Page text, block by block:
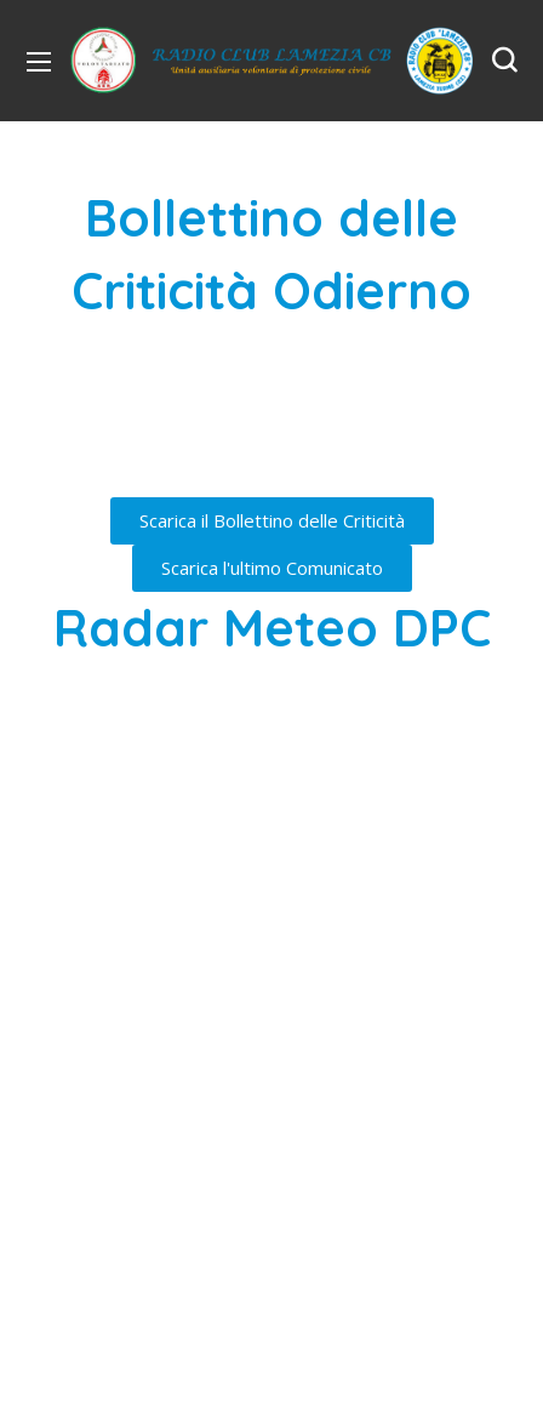
Bollettino delle
Criticità Odierno
Scarica il Bollettino delle Criticità
Scarica l'ultimo Comunicato
Radar Meteo DPC